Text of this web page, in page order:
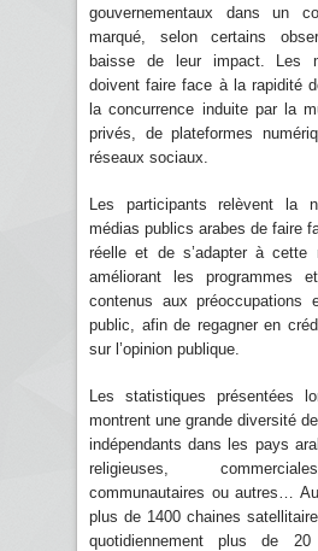
gouvernementaux dans un
marqué, selon certains
baisse de leur impact. Les
doivent faire face à la rapidité
la concurrence induite par la
privés, de plateformes
réseaux sociaux.
Les participants relèvent la
médias publics arabes de faire
réelle et de s’adapter à cette
améliorant les programmes
contenus aux préoccupations
public, afin de regagner en
sur l’opinion publique.
Les statistiques présentées
montrent une grande diversité
indépendants dans les pays
religieuses,
communautaires ou autres…
plus de 1400 chaines
quotidiennement plus de